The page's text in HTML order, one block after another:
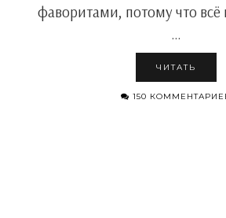
фаворитами, потому что
…
ЧИТАТЬ
150